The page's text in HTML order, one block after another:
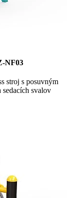
NF03
stroj s posuvným
svalov